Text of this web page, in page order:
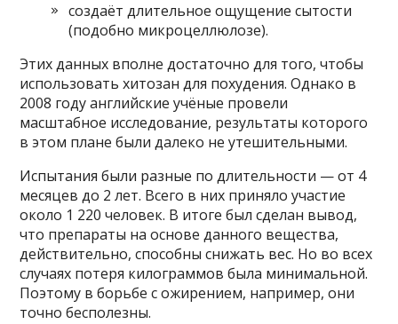
создаёт длительное ощущение сытости
(подобно микроцеллюлозе).
Этих данных вполне достаточно для того, чтобы
использовать хитозан для похудения. Однако в
2008 году английские учёные провели
масштабное исследование, результаты которого
в этом плане были далеко не утешительными.
Испытания были разные по длительности — от 4
месяцев до 2 лет. Всего в них приняло участие
около 1 220 человек. В итоге был сделан вывод,
что препараты на основе данного вещества,
действительно, способны снижать вес. Но во всех
случаях потеря килограммов была минимальной.
Поэтому в борьбе с ожирением, например, они
точно бесполезны.